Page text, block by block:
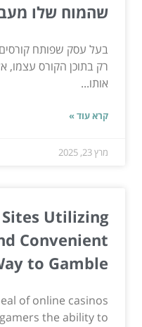
שהמוח שלו
בעל עסק שפותח
רק בתוכן הקורס עצמו,
אותו...
קרא עוד »
מרץ 23, 2025
Utilizing
Convenient
to Gamble
of online casinos
the ability to